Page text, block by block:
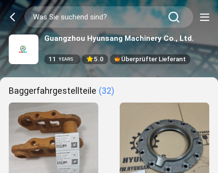
Guangzhou Hyunsang Machinery Co., Ltd.
11 YEARS 5.0 Überprüfter Lieferant
Baggerfahrgestellteile (32)